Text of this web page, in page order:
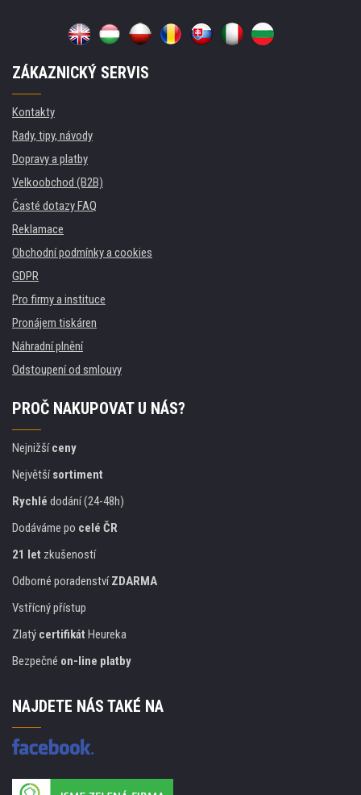
ZÁKAZNICKÝ SERVIS
Kontakty
Rady, tipy, návody
Dopravy a platby
Velkoobchod (B2B)
Časté dotazy FAQ
Reklamace
Obchodní podmínky a cookies
GDPR
Pro firmy a instituce
Pronájem tiskáren
Náhradní plnění
Odstoupení od smlouvy
PROČ NAKUPOVAT U NÁS?
Nejnižšíceny
Největšísortiment
Rychlé dodání (24-48h)
Dodáváme po celé ČR
21 let zkušeností
Odborné poradenstvíZDARMA
Vstřícný přístup
Zlatý certifikát Heureka
Bezpečné on-line platby
NAJDETE NÁS TAKÉ NA